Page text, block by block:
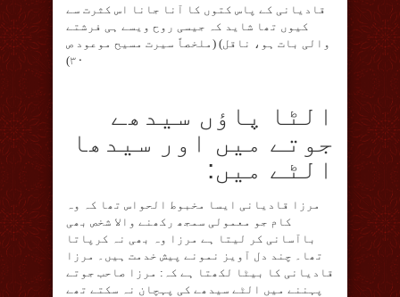
قادیانی کے پاس کتوں کا آنا جانا اس کثرت سے
کیوں تھا شاید کہ جیسی روح ویسے ہی فرشتے
والی بات ہو، ناقل) (ملخصاً سیرت مسیح موعود ص
۳۰)
الٹا پاؤں سیدھے
جوتے میں اور سیدھا
الٹے میں:
مرزا قادیانی ایسا مخبوط الحواس تھا کہ وہ
کام جو معمولی سمجھ رکھنے والا شخص بھی
باآسانی کر لیتا ہے مرزا وہ بھی نہ کرپاتا
تھا۔ چند دل آویز نمونے پیش خدمت ہیں۔ مرزا
قادیانی کا بیٹا لکھتا ہے کہ: مرزا صاحب جوتے
پہننے میں الٹے سیدھے کی پہچان نہ سکتے تھے